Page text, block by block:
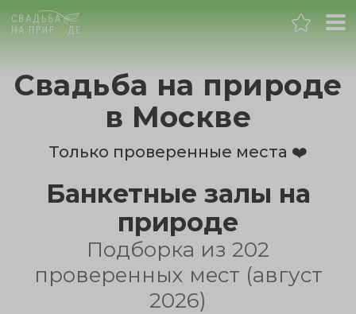
Банкет
Свадьба
День рождения
Корпоратив
Свадьба на природе
в Москве
Только проверенные места ❤️
Банкетные залы на
природе
Подборка из 202
проверенных мест (август
2026)